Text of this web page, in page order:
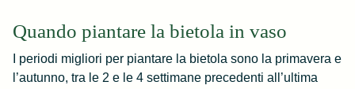
Quando piantare la bietola in vaso
I periodi migliori per piantare la bietola sono la primavera e
l’autunno, tra le 2 e le 4 settimane precedenti all’ultima